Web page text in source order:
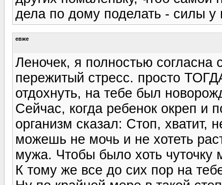
дела по дому поделать - силы у
евже
Леночек, я полностью согласна
пережитый стресс. просто
отдохнуть, на тебе был
Сейчас, когда ребенок окреп и
организм сказал: Стоп, хватит,
можешь не мочь и не хотеть
мужа. Чтобы было хоть
К тому же все до сих пор на